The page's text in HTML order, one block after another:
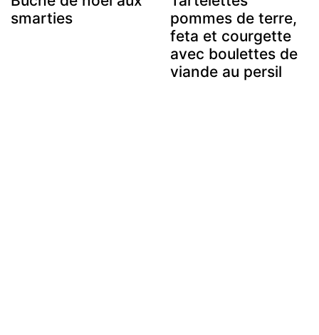
smarties
pommes de terre,
feta et courgette
avec boulettes de
viande au persil